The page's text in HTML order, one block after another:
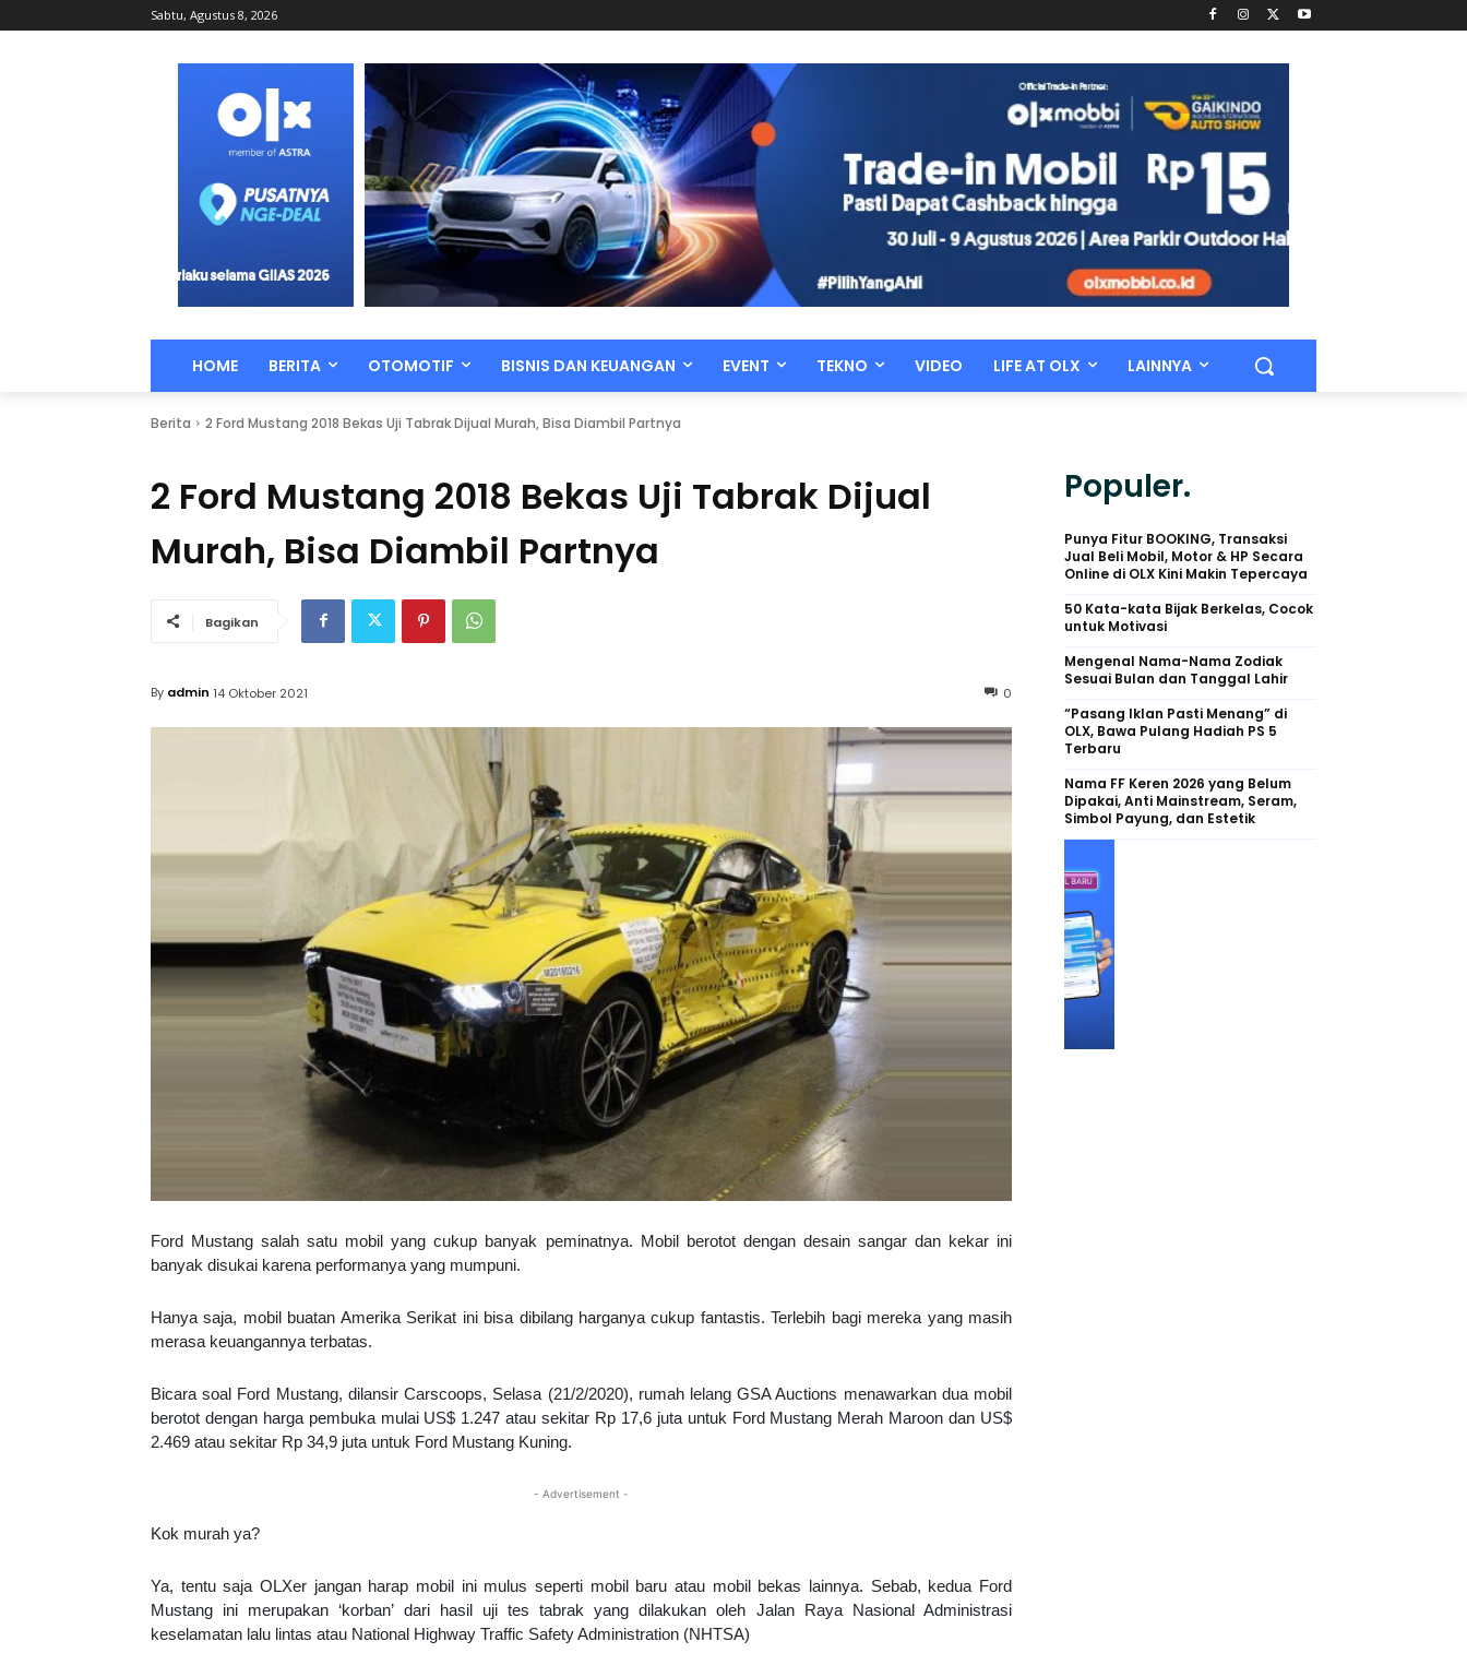
Sabtu, Agustus 8, 2026
HOME BERITA OTOMOTIF BISNIS DAN KEUANGAN EVENT TEKNO VIDEO LIFE AT OLX LAINNYA
Berita 2 Ford Mustang 2018 Bekas Uji Tabrak Dijual Murah, Bisa Diambil Partnya
2 Ford Mustang 2018 Bekas Uji Tabrak Dijual
Murah, Bisa Diambil Partnya
Bagikan
0
By admin 14 Oktober 2021
Ford Mustang salah satu mobil yang cukup banyak peminatnya. Mobil berotot dengan desain sangar dan kekar ini
banyak disukai karena performanya yang mumpuni.
Hanya saja, mobil buatan Amerika Serikat ini bisa dibilang harganya cukup fantastis. Terlebih bagi mereka yang masih
merasa keuangannya terbatas.
Bicara soal Ford Mustang, dilansir Carscoops, Selasa (21/2/2020), rumah lelang GSA Auctions menawarkan dua mobil
berotot dengan harga pembuka mulai US$ 1.247 atau sekitar Rp 17,6 juta untuk Ford Mustang Merah Maroon dan US$
2.469 atau sekitar Rp 34,9 juta untuk Ford Mustang Kuning.
- Advertisement -
Kok murah ya?
Ya, tentu saja OLXer jangan harap mobil ini mulus seperti mobil baru atau mobil bekas lainnya. Sebab, kedua Ford
Mustang ini merupakan ‘korban’ dari hasil uji tes tabrak yang dilakukan oleh Jalan Raya Nasional Administrasi
keselamatan lalu lintas atau National Highway Traffic Safety Administration (NHTSA)
Populer.
Punya Fitur BOOKING, Transaksi
Jual Beli Mobil, Motor & HP Secara
Online di OLX Kini Makin Tepercaya
50 Kata-kata Bijak Berkelas, Cocok
untuk Motivasi
Mengenal Nama-Nama Zodiak
Sesuai Bulan dan Tanggal Lahir
“Pasang Iklan Pasti Menang” di
OLX, Bawa Pulang Hadiah PS 5
Terbaru
Nama FF Keren 2026 yang Belum
Dipakai, Anti Mainstream, Seram,
Simbol Payung, dan Estetik